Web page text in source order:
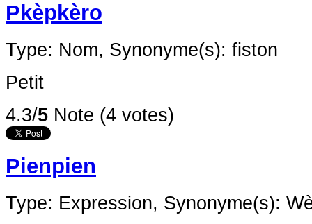
Pkèpkèro
Type: Nom, Synonyme(s): fiston
Petit
4.3/5 Note (4 votes)
Pienpien
Type: Expression, Synonyme(s):